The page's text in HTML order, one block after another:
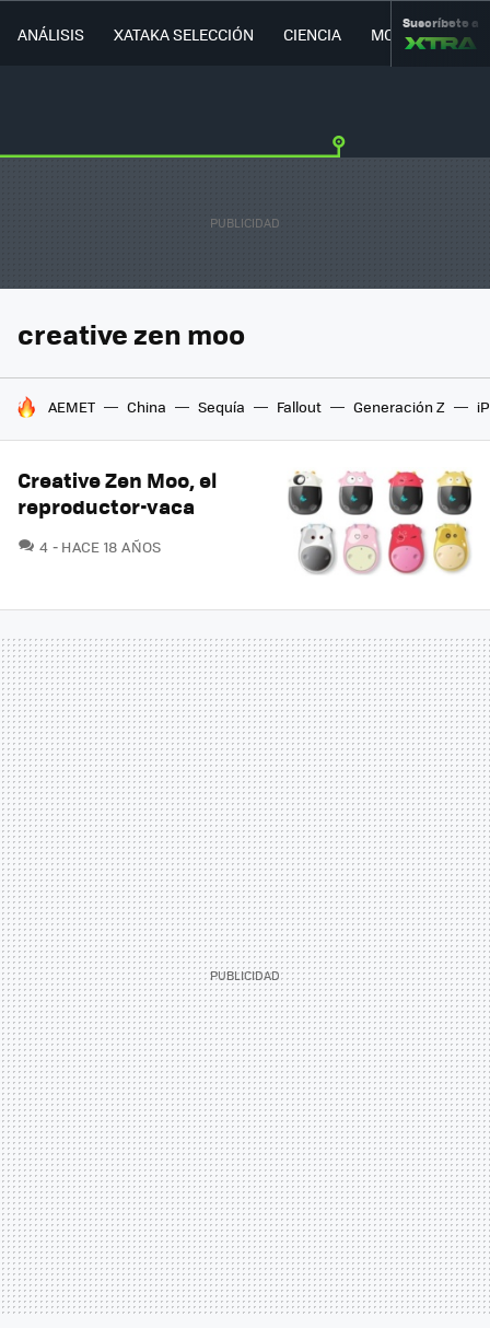
ANÁLISIS XATAKA SELECCIÓN CIENCIA MOVILIDAD
Suscríbete a
creative zen moo
HOY SE HABLA DE
AEMET China Sequía Fallout Generación Z
Creative Zen Moo, el
reproductor-vaca
4 COMENTARIOS
HACE 18 AÑOS